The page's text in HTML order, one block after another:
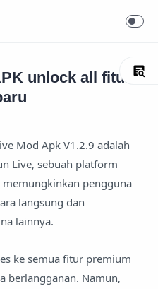
unlock all fitur
Mod Apk V1.2.9 adalah
Live, sebuah platform
pengguna
langsung dan
lainnya.
ke semua fitur premium
berlangganan. Namun,